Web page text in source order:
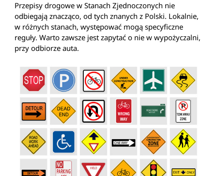
Przepisy drogowe w Stanach Zjednoczonych nie
odbiegają znacząco, od tych znanych z Polski. Lokalnie,
w różnych stanach, występować mogą specyficzne
reguły. Warto zawsze jest zapytać o nie w wypożyczalni,
przy odbiorze auta.